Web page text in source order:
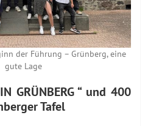
der Führung – Grünberg, eine
gute Lage
GRÜNBERG “ und 400
Tafel